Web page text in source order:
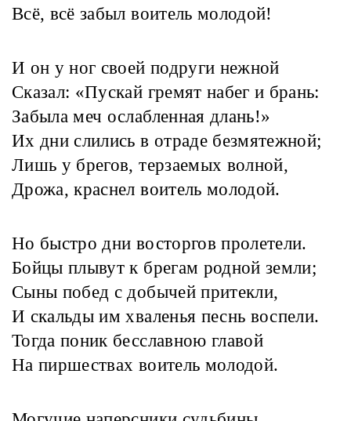
Всё, всё забыл воитель молодой!
И он у ног своей подруги нежной
Сказал: «Пускай гремят набег и брань:
Забыла меч ослабленная длань!»
Их дни слились в отраде безмятежной;
Лишь у брегов, терзаемых волной,
Дрожа, краснел воитель молодой.
Но быстро дни восторгов пролетели.
Бойцы плывут к брегам родной земли;
Сыны побед с добычей притекли,
И скальды им хваленья песнь воспели.
Тогда поник бесславною главой
На пиршествах воитель молодой.